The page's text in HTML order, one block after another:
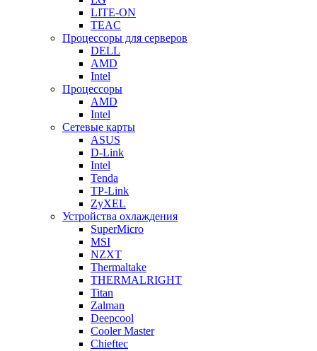
LITE-ON
TEAC
Процессоры для серверов
DELL
AMD
Intel
Процессоры
AMD
Intel
Сетевые карты
ASUS
D-Link
Intel
Tenda
TP-Link
ZyXEL
Устройства охлаждения
SuperMicro
MSI
NZXT
Thermaltake
THERMALRIGHT
Titan
Zalman
Deepcool
Cooler Master
Chieftec